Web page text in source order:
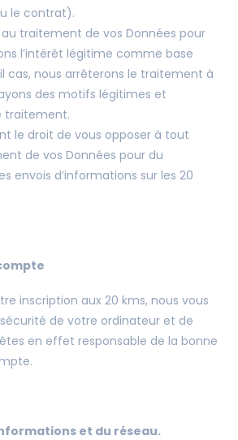
le contrat).
traitement de vos Données pour
l’intérêt légitime comme base
cas, nous arrêterons le traitement à
des motifs légitimes et
traitement.
le droit de vous opposer à tout
de vos Données pour du
envois d’informations sur les 20
inscription aux 20 kms, nous vous
de votre ordinateur et de
en effet responsable de la bonne
et du réseau.